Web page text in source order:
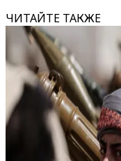
ЧИТАЙТЕ ТАКЖЕ